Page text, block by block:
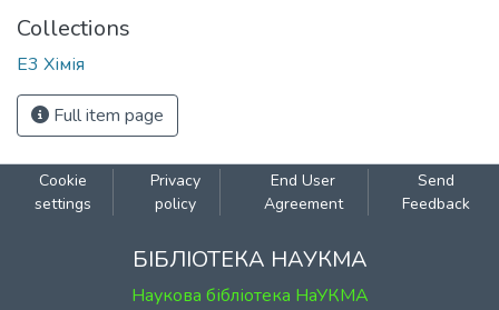
Collections
Е3 Хімія
Full item page
Cookie
settings
Privacy
policy
End User
Agreement
Send
Feedback
БІБЛІОТЕКА НАУКМА
Наукова бібліотека НаУКМА